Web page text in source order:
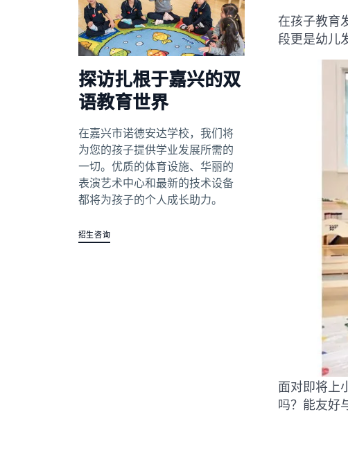
探访扎根于嘉兴的双
语教育世界
在嘉兴市诺德安达学校，我们将
为您的孩子提供学业发展所需的
一切。优质的体育设施、华丽的
表演艺术中心和最新的技术设备
都将为孩子的个人成长助力。
招生咨询
在孩子教育
段更是幼儿
面对即将上
吗？能友好